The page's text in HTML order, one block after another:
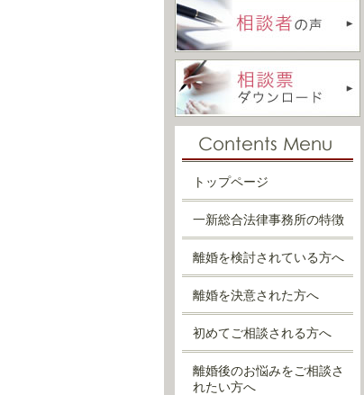
トップページ
一新総合法律事務所の特徴
離婚を検討されている方へ
離婚を決意された方へ
初めてご相談される方へ
離婚後のお悩みをご相談さ
れたい方へ